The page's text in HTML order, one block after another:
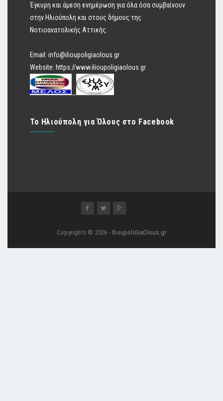
Έγκυρη και άμεση ενημέρωση για όλα όσα συμβαίνουν
στην Ηλιούπολη και στους δήμους της
Νοτιοανατολικής Αττικής.
Email: info@ilioupoligiaolous.gr
Website: https://www.ilioupoligiaolous.gr
Το Ηλιούπολη για Όλους στο Facebook
Copyrights © 2026 - IlioupoliGiaOlous.gr